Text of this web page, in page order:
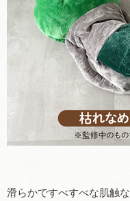
滑らかですべすべな肌触